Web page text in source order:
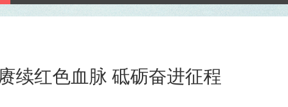
续红色血脉 砥砺奋进征程